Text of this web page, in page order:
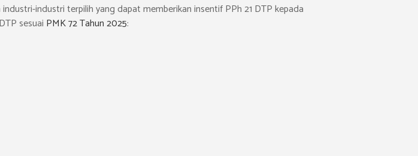
industri terpilih yang dapat memberikan insentif PPh 21 DTP kepada
sesuai PMK 72 Tahun 2025: